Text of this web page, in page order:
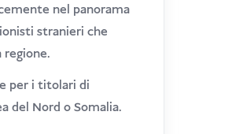
nel panorama
stranieri che
regione.
per i titolari di
del Nord o Somalia.